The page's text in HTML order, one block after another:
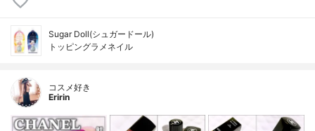
Sugar Doll(シュガードール)
トッピングラメネイル
コスメ好き
Eririn